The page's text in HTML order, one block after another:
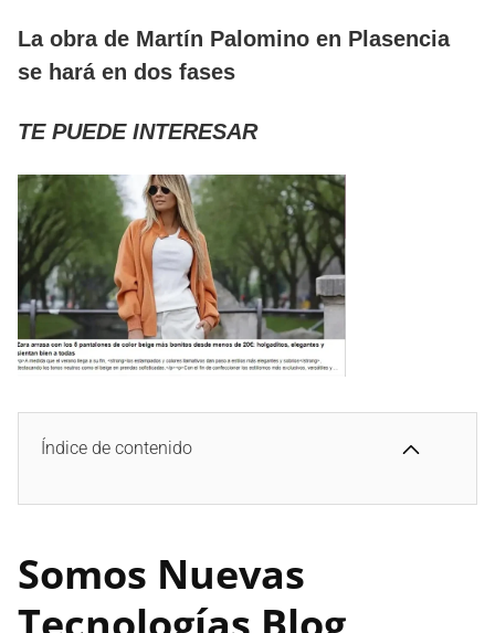
La obra de Martín Palomino en Plasencia
se hará en dos fases
TE PUEDE INTERESAR
Índice de contenido
Somos Nuevas